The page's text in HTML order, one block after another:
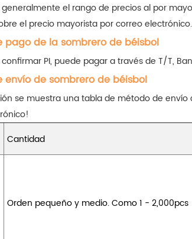
generalmente el rango de precios al por
el precio mayorista por correo electrónico.
pago de la sombrero de béisbol
PI, puede pagar a través de T/T,
envío de sombrero de béisbol
se muestra una tabla de método de
Cantidad
Orden pequeño y medio. Como 1 - 2,000pcs